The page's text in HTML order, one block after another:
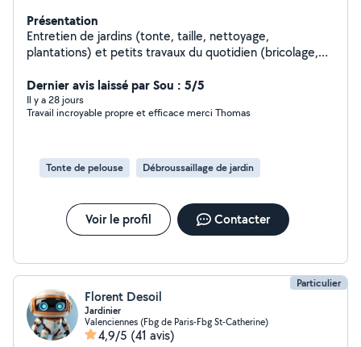
Présentation
Entretien de jardins (tonte, taille, nettoyage,
plantations) et petits travaux du quotidien (bricolage,
Votre voisin de confiance pour un service simple et
efficace.
Dernier avis laissé par Sou : 5/5
Il y a 28 jours
Travail incroyable propre et efficace merci Thomas
Tonte de pelouse Débroussaillage de jardin
Voir le profil Contacter
Particulier
Florent Desoil
Jardinier
Valenciennes (Fbg de Paris-Fbg St-Catherine)
4,9/5 (41 avis)